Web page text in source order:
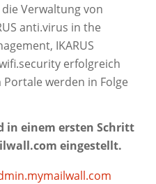
Verwaltung von
anti.virus in the
IKARUS
erfolgreich
werden in Folge
in einem ersten Schritt
eingestellt.
mymailwall.com